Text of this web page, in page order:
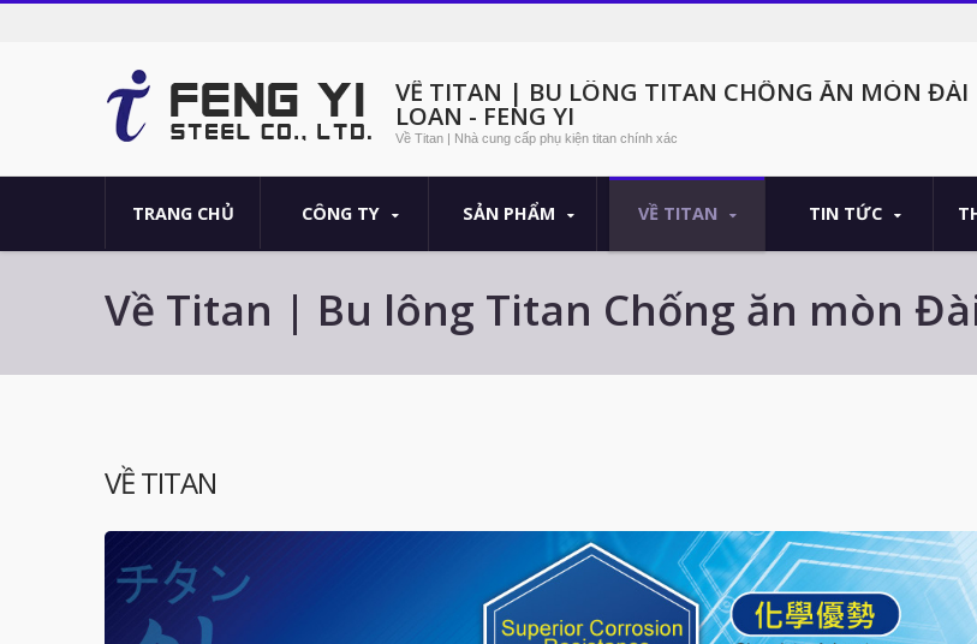
VỀ TITAN | BU LÔNG TITAN CHỐNG ĂN MÒN ĐÀI
LOAN - FENG YI
Về Titan | Nhà cung cấp phụ kiện titan chính xác
TRANG CHỦ CÔNG TY SẢN PHẨM VỀ TITAN TIN TỨC
Về Titan | Bu lông Titan Chống ăn mòn Đài
VỀ TITAN